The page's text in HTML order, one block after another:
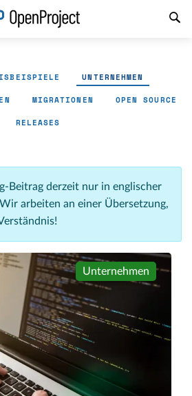
UNTERNEHMEN
MIGRATIONEN OPEN SOURCE
RELEASES
Beitrag derzeit nur in englischer
arbeiten an einer Übersetzung,
Unternehmen